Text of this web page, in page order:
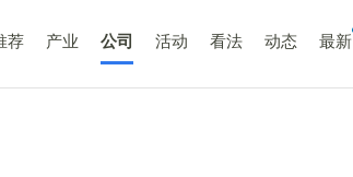
荐 产业 公司 活动 看法 动态 最新